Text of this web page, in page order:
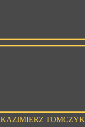
KAZIMIERZ TOMCZYK